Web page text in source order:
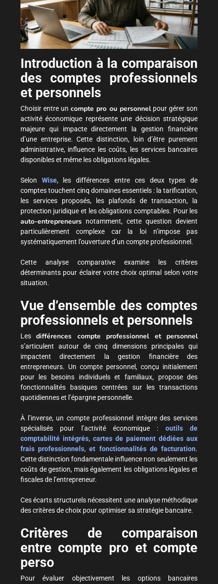
Introduction à la comparaison
des comptes professionnels
et personnels
Choisir entre uncompte pro ou personnelpour gérer son
activité économique représente une décision stratégique
majeure qui impacte directement la gestion financière
d’une entreprise. Cette distinction, loin d’être purement
administrative, influence les coûts, les services bancaires
disponibles et même les obligations légales.
Selon Wise, les différences entre ces deux types de
comptes touchent cinq domaines essentiels : la tarification,
les services proposés, les plafonds de transaction, la
protection juridique et les obligations comptables. Pour les
auto-entrepreneursnotamment, cette question devient
particulièrement complexe car la loi n’impose pas
systématiquement l’ouverture d’un compte professionnel.
Cette analyse comparative examine les critères
déterminants pour éclairer votre choix optimal selon votre
situation.
Vue d’ensemble des comptes
professionnels et personnels
Lesdifférences compte professionnel et personnel
s’articulent autour de cinq dimensions principales qui
impactent directement la gestion financière des
entrepreneurs. Un compte personnel, conçu initialement
pour les besoins individuels et familiaux, propose des
fonctionnalités basiques centrées sur les transactions
quotidiennes et l’épargne personnelle.
À l’inverse, un compte professionnel intègre des services
spécialisés pour l’activité économique : outils de
comptabilité intégrés, cartes de paiement dédiées aux
frais professionnels, et fonctionnalités de facturation.
Cette distinction fondamentale influence non seulement les
coûts de gestion, mais également les obligations légales et
fiscales de l’entrepreneur.
Ces écarts structurels nécessitent une analyse méthodique
des critères de choix pour optimiser sa stratégie bancaire.
Critères de comparaison
entre compte pro et compte
perso
Pour évaluer objectivement les options bancaires